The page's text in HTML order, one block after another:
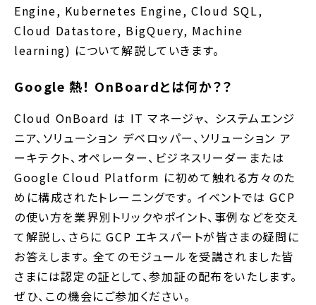
Engine, Kubernetes Engine, Cloud SQL,
Cloud Datastore, BigQuery, Machine
learning) について解説していきます。
Google 熱！ OnBoardとは何か？？
Cloud OnBoard は IT マネージャ、 システムエンジ
ニア、ソリューション デベロッパー、ソリューション ア
ーキテクト、オペレーター、ビジネスリーダーまたは
Google Cloud Platform に初めて触れる方々のた
めに構成されたトレーニングです。 イベントでは GCP
の使い方を業界別トリックやポイント、事例などを交え
て解説し、さらに GCP エキスパートが皆さまの疑問に
お答えします。 全てのモジュールを受講されました皆
さまには認定の証として、参加証の配布をいたします。
ぜひ、この機会にご参加ください。